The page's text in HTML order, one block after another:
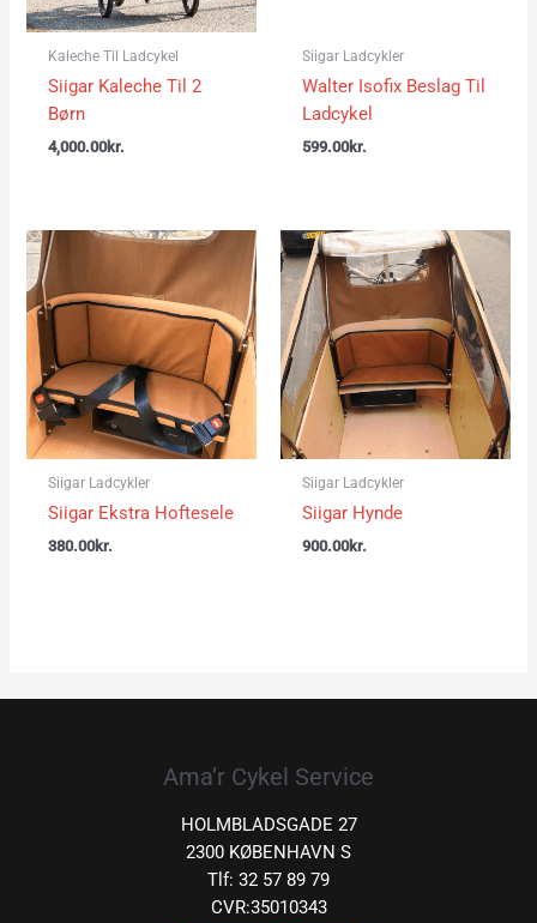
Kaleche Til Ladcykel
Siigar Kaleche Til 2
Børn
4,000.00kr.
Siigar Ladcykler
Walter Isofix Beslag Til
Ladcykel
599.00kr.
Siigar Ladcykler
Siigar Ekstra Hoftesele
380.00kr.
Siigar Ladcykler
Siigar Hynde
900.00kr.
Ama’r Cykel Service
HOLMBLADSGADE 27
2300 KØBENHAVN S
Tlf: 32 57 89 79
CVR:35010343